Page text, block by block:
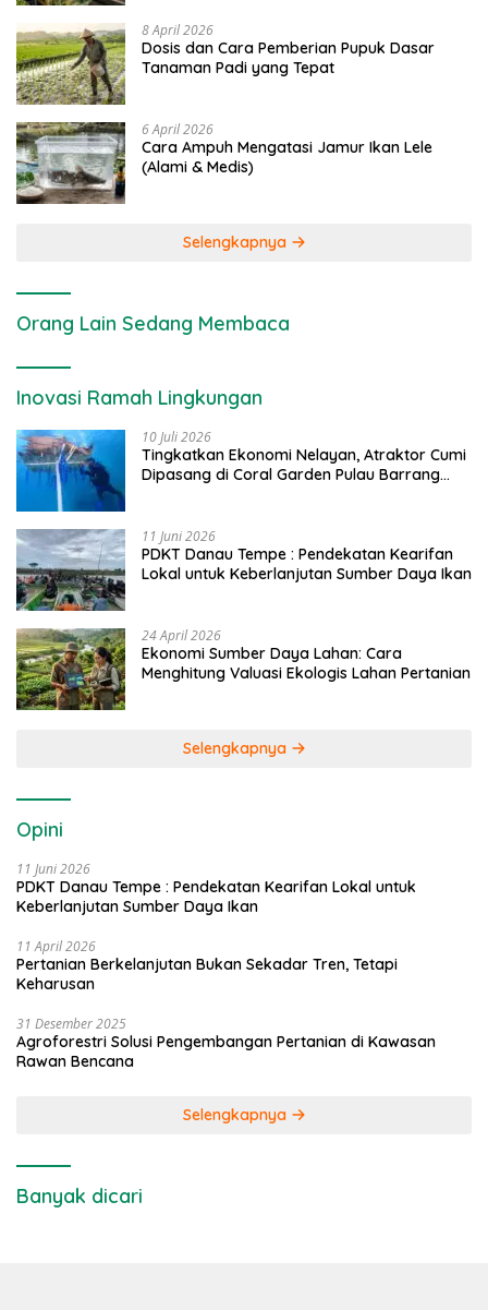
8 April 2026
Dosis dan Cara Pemberian Pupuk Dasar
Tanaman Padi yang Tepat
6 April 2026
Cara Ampuh Mengatasi Jamur Ikan Lele
(Alami & Medis)
Selengkapnya
Orang Lain Sedang Membaca
Inovasi Ramah Lingkungan
10 Juli 2026
Tingkatkan Ekonomi Nelayan, Atraktor Cumi
Dipasang di Coral Garden Pulau Barrang
11 Juni 2026
PDKT Danau Tempe : Pendekatan Kearifan
Lokal untuk Keberlanjutan Sumber Daya Ikan
24 April 2026
Ekonomi Sumber Daya Lahan: Cara
Menghitung Valuasi Ekologis Lahan Pertanian
Selengkapnya
Opini
11 Juni 2026
PDKT Danau Tempe : Pendekatan Kearifan Lokal untuk
Keberlanjutan Sumber Daya Ikan
11 April 2026
Pertanian Berkelanjutan Bukan Sekadar Tren, Tetapi
Keharusan
31 Desember 2025
Agroforestri Solusi Pengembangan Pertanian di Kawasan
Rawan Bencana
Selengkapnya
Banyak dicari